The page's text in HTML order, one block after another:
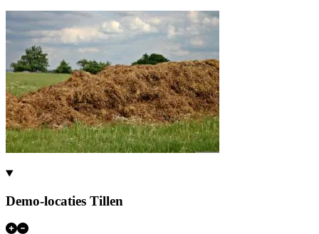
Demo-locaties Tillen